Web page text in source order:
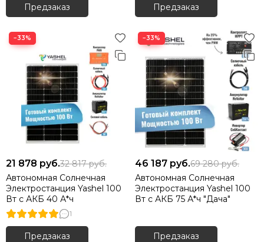
Предзаказ Предзаказ
−33%
21 878 руб.32 817руб.
Автономная Солнечная
Электростанция Yashel 100
Вт с АКБ 40 А*ч
1
Предзаказ
−33%
46 187 руб.69 280руб.
Автономная Солнечная
Электростанция Yashel 100
Вт с АКБ 75 А*ч "Дача"
Предзаказ